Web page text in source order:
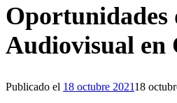
Oportunidades
Audiovisual en
Publicado el 18 octubre 202118